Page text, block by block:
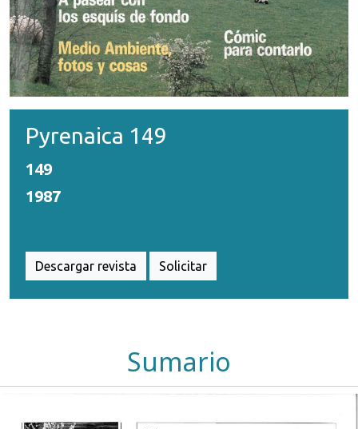
Pyrenaica 149
149
1987
Descargar revista Solicitar
Sumario